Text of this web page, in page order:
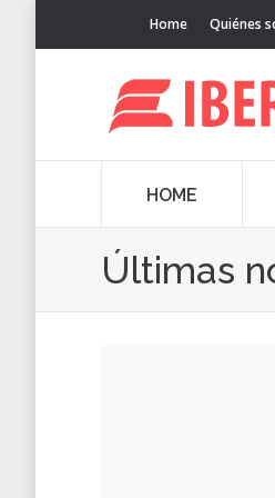
Home Quiénes
HOME
Últimas